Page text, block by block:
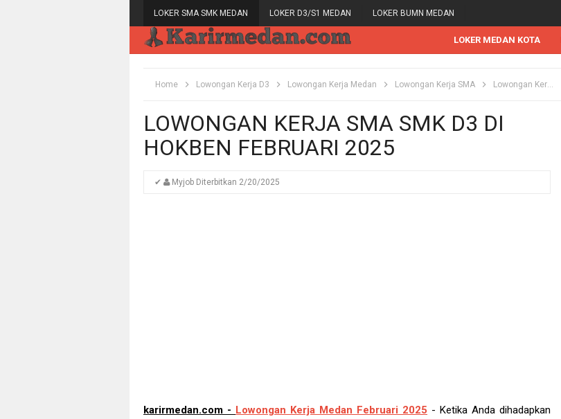
LOKER SMA SMK MEDAN LOKER D3/S1 MEDAN LOKER BUMN MEDAN
LOKER MEDAN KOTA
Home Lowongan Kerja D3 Lowongan Kerja Medan Lowongan Kerja SMA Lowongan Kerja SMK
LOWONGAN KERJA SMA SMK D3 DI
HOKBEN FEBRUARI 2025
✔ Myjob Diterbitkan 2/20/2025
karirmedan.com - Lowongan Kerja Medan Februari 2025 - Ketika Anda dihadapkan